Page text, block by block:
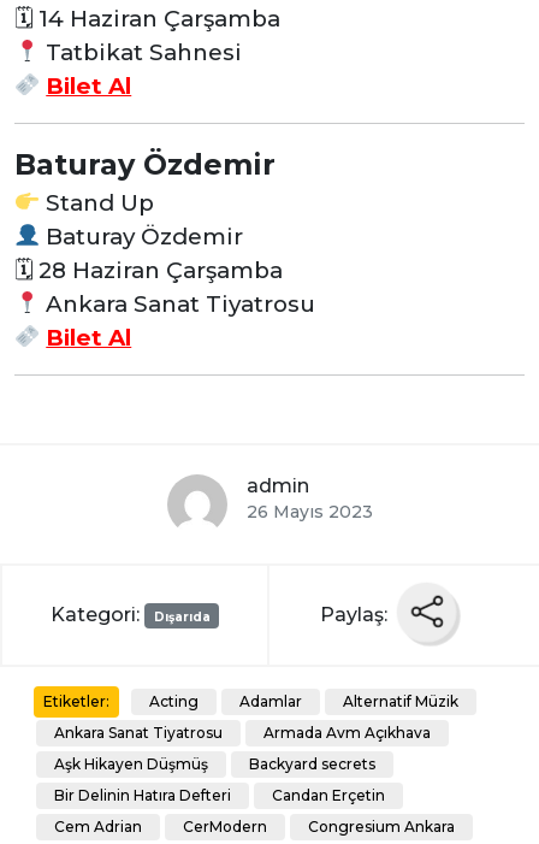
🗓 14 Haziran Çarşamba
Tatbikat Sahnesi
Bilet Al
Baturay Özdemir
Stand Up
Baturay Özdemir
🗓 28 Haziran Çarşamba
Ankara Sanat Tiyatrosu
Bilet Al
admin
26 Mayıs 2023
Kategori: Dışarıda Paylaş:
Etiketler: Acting Adamlar
Alternatif Müzik
Ankara Sanat Tiyatrosu
Armada Avm Açıkhava
Aşk Hikayen Düşmüş
Backyard secrets
Bir Delinin Hatıra Defteri
Candan Erçetin
Cem Adrian
CerModern
Congresium Ankara